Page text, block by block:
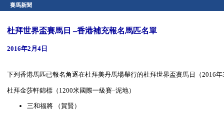
賽馬新聞
杜拜世界盃賽馬日 –香港補充報名馬匹名單
2016年2月4日
下列香港馬匹已報名角逐在杜拜美丹馬場舉行的杜拜世界盃賽馬日（2016
杜拜金莎軒錦標（1200米國際一級賽–泥地）
三和福將 （賀賢）